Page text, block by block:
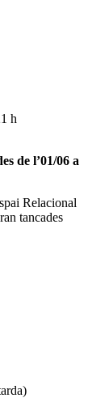
h
de l’01/06 a
Relacional
tancades